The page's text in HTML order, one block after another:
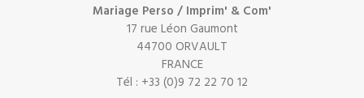
Mariage Perso / Imprim' & Com'
17 rue Léon Gaumont
44700 ORVAULT
FRANCE
Tél : +33 (0)9 72 22 70 12